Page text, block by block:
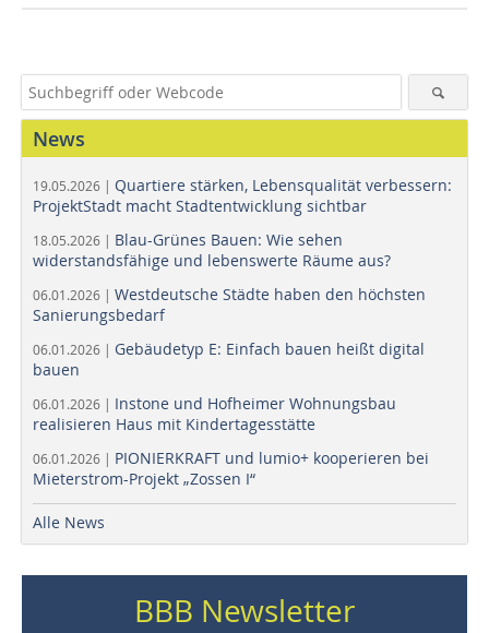
News
19.05.2026 | Quartiere stärken, Lebensqualität verbessern:
ProjektStadt macht Stadtentwicklung sichtbar
18.05.2026 | Blau-Grünes Bauen: Wie sehen
widerstandsfähige und lebenswerte Räume aus?
06.01.2026 | Westdeutsche Städte haben den höchsten
Sanierungsbedarf
06.01.2026 | Gebäudetyp E: Einfach bauen heißt digital
bauen
06.01.2026 | Instone und Hofheimer Wohnungsbau
realisieren Haus mit Kindertagesstätte
06.01.2026 | PIONIERKRAFT und lumio+ kooperieren bei
Mieterstrom-Projekt „Zossen I“
Alle News
BBB Newsletter